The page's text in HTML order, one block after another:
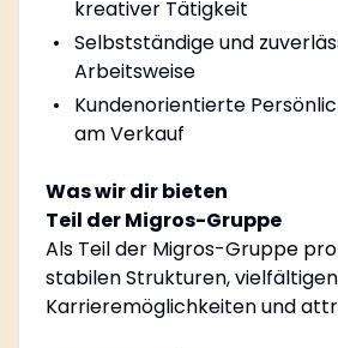
kreativer Tätigkeit
Selbstständige und
Arbeitsweise
Kundenorientierte
am Verkauf
Was wir dir bieten
Teil der Migros-Gruppe
Als Teil der Migros-Gruppe
stabilen Strukturen, vielfältigen
Karrieremöglichkeiten und